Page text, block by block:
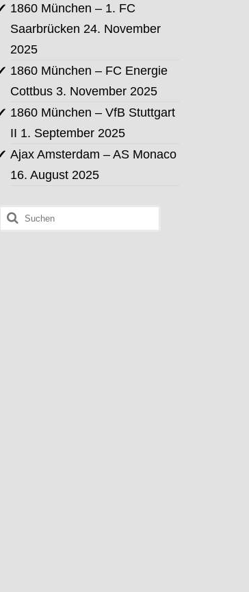
1860 München – 1. FC
Saarbrücken 24. November
2025
1860 München – FC Energie
Cottbus 3. November 2025
1860 München – VfB Stuttgart
II 1. September 2025
Ajax Amsterdam – AS Monaco
16. August 2025
Suchen
nach: